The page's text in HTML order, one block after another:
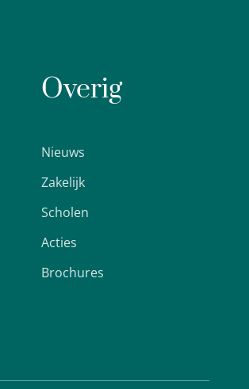
Overig
Nieuws
Zakelijk
Scholen
Acties
Brochures